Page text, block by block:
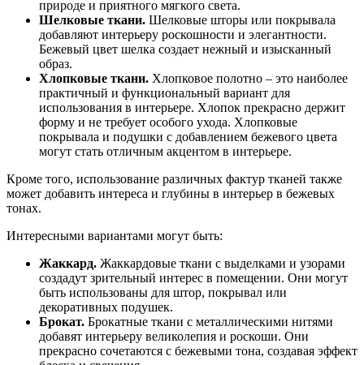
природе и приятного мягкого света.
Шелковые ткани. Шелковые шторы или покрывала
добавляют интерьеру роскошности и элегантности.
Бежевый цвет шелка создает нежный и изысканный
образ.
Хлопковые ткани. Хлопковое полотно – это наиболее
практичный и функциональный вариант для
использования в интерьере. Хлопок прекрасно держит
форму и не требует особого ухода. Хлопковые
покрывала и подушки с добавлением бежевого цвета
могут стать отличным акцентом в интерьере.
Кроме того, использование различных фактур тканей также
может добавить интереса и глубины в интерьер в бежевых
тонах.
Интересными вариантами могут быть:
Жаккард. Жаккардовые ткани с выделками и узорами
создадут зрительный интерес в помещении. Они могут
быть использованы для штор, покрывал или
декоративных подушек.
Брокат. Брокатные ткани с металлическими нитями
добавят интерьеру великолепия и роскоши. Они
прекрасно сочетаются с бежевыми тона, создавая эффект